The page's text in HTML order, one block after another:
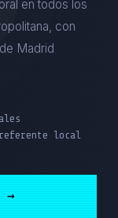
en todos los
con
Madrid
local
→